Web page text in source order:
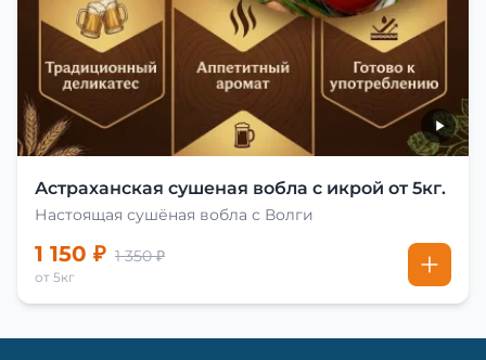
Астраханская сушеная вобла с икрой от 5кг.
Настоящая сушёная вобла с Волги
1 150 ₽ 1 350 ₽
от 5кг